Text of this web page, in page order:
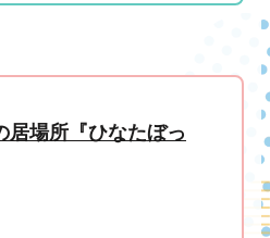
居場所『ひなたぼっ